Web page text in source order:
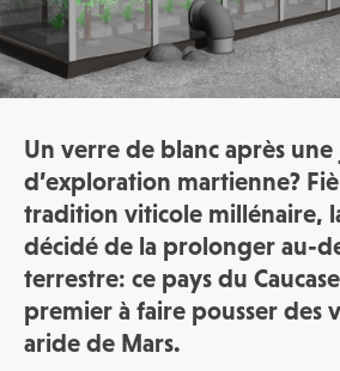
Un verre de blanc après
d’exploration martienne?
tradition viticole millénaire,
décidé de la prolonger au-
terrestre: ce pays du
premier à faire pousser des
aride de Mars.